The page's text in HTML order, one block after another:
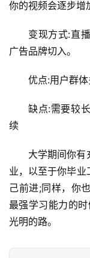
赚
P
你的视频会逐步增
变现方式:直
广告品牌切入。
优点:用户群体
缺点:需要较
续
大学期间你有
业，以至于你毕业
己前进;同样，你
最强学习能力的
光明的路。